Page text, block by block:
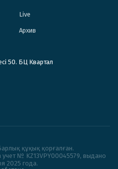
Live
Архив
50. БЦ Квартал
құқық қорғалған.
учет № KZ13VPY00045579, выдано
2025 года.